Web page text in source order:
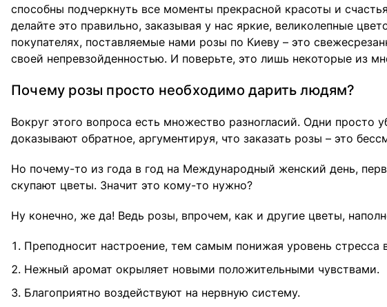
способны подчеркнуть все моменты прекрасной красоты и
делайте это правильно, заказывая у нас яркие, великолепные
покупателях, поставляемые нами розы по Киеву – это
своей непревзойденностью. И поверьте, это лишь некоторые из
Почему розы просто необходимо дарить людям?
Вокруг этого вопроса есть множество разногласий. Одни
доказывают обратное, аргументируя, что заказать розы – это
Но почему-то из года в год на Международный женский день,
скупают цветы. Значит это кому-то нужно?
Ну конечно, же да! Ведь розы, впрочем, как и другие цветы,
Преподносит настроение, тем самым понижая уровень стресса
Нежный аромат окрыляет новыми положительными чувствами.
Благоприятно воздействуют на нервную систему.